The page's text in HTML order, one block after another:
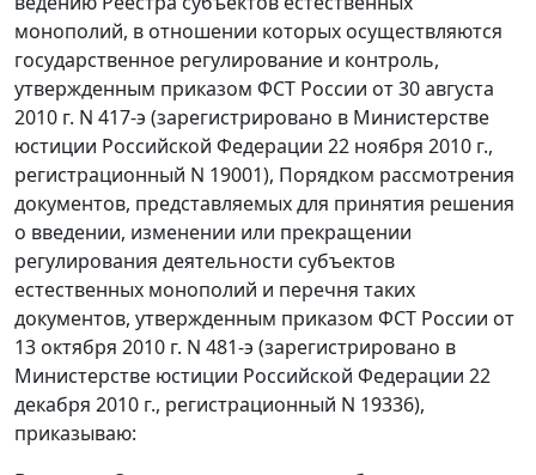
монополий, в отношении которых осуществляются
государственное регулирование и контроль,
утвержденным приказом ФСТ России от 30 августа
2010 г. N 417-э (зарегистрировано в Министерстве
юстиции Российской Федерации 22 ноября 2010 г.,
регистрационный N 19001), Порядком рассмотрения
документов, представляемых для принятия решения
о введении, изменении или прекращении
регулирования деятельности субъектов
естественных монополий и перечня таких
документов, утвержденным приказом ФСТ России от
13 октября 2010 г. N 481-э (зарегистрировано в
Министерстве юстиции Российской Федерации 22
декабря 2010 г., регистрационный N 19336),
приказываю: